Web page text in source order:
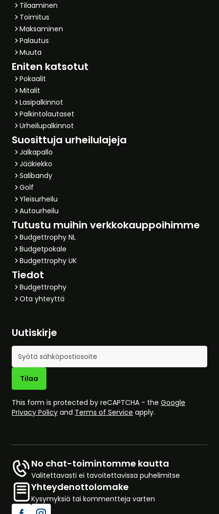
Tilaaminen
Toimitus
Maksaminen
Palautus
Muuta
Eniten katsotut
Pokaalit
Mitalit
Lasipalkinnot
Palkintolautaset
Urheilupalkinnot
Suosittuja urheilulajeja
Jalkapallo
Jääkiekko
Salibandy
Golf
Yleisurheilu
Autourheilu
Tutustu muihin verkkokauppoihimme
Budgettrophy NL
Budgetpokale
Budgettrophy UK
Tiedot
Budgettrophy
Ota yhteyttä
Uutiskirje
Sähköpostiosoite
Tilaa
This form is protected by reCAPTCHA - the Google
Privacy Policy and Terms of Service apply.
No chat-toimintomme kautta
Valitettavasti ei tavoitettavissa puhelimitse
Yhteydenottolomake
Kysymyksiä tai kommentteja varten